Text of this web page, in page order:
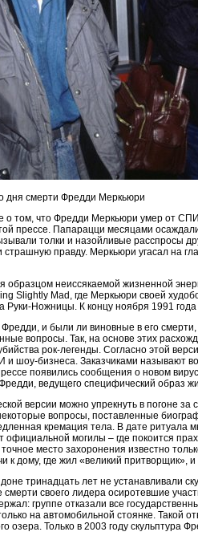
дня смерти Фредди Меркьюри
о том, что Фредди Меркьюри умер от
прессе. Папарацци месяцами
толки и назойливые расспросы
страшную правду. Меркьюри угасал на
образцом неиссякаемой жизненной
Slightly Mad, где Меркьюри своей
Ножницы. К концу ноября 1991 года
и были ли виновные в его
вопросы. Так, на основе этих
рок-легенды. Согласно этой
шоу-бизнеса. Заказчиками называют
появились сообщения о новом
ведущего специфический образ
версии можно упрекнуть в погоне
вопросы, поставленные
кремация тела. В дате ритуала
официальной могилы – где покоится
место захоронения известно
к дому, где жил «великий притворщик»,
тринадцать лет не устанавливали
смерти своего лидера осиротевшие
группе отказали все
на автомобильной стоянке. Такой
озера. Только в 2003 году скульптура